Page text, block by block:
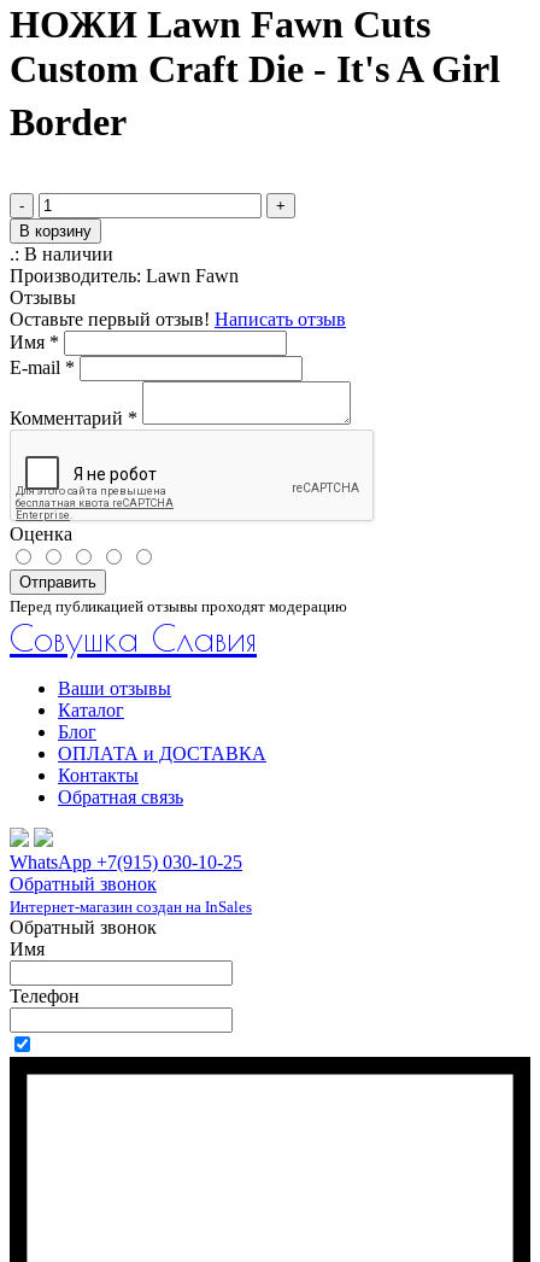
НОЖИ Lawn Fawn Cuts
Custom Craft Die - It's A Girl
Border
-
+
В корзину
.: В наличии
Производитель: Lawn Fawn
Отзывы
Оставьте первый отзыв! Написать отзыв
Имя *
E-mail *
Комментарий *
Оценка
Отправить
Перед публикацией отзывы проходят модерацию
Совушка Славия
Ваши отзывы
Каталог
Блог
ОПЛАТА и ДОСТАВКА
Контакты
Обратная связь
WhatsApp +7(915) 030-10-25
Обратный звонок
Интернет-магазин создан на InSales
Обратный звонок
Имя
Телефон